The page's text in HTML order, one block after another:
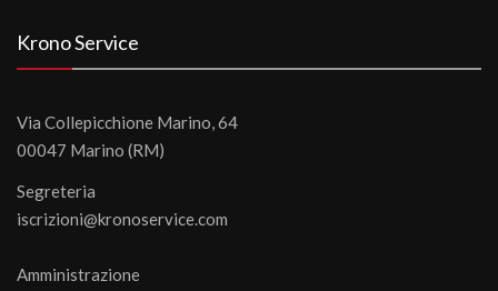
Krono Service
Via Collepicchione Marino, 64
00047 Marino (RM)
Segreteria
iscrizioni@kronoservice.com
Amministrazione